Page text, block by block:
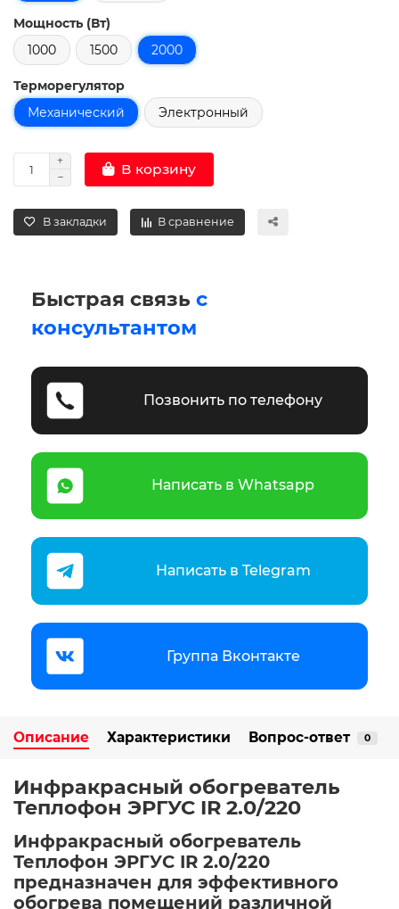
Мощность (Вт)
1000
1500 2000
Терморегулятор
Механический
Электронный
В корзину
В закладки В сравнение
Быстрая связь с
консультантом
Позвонить по телефону
Написать в Whatsapp
Написать в Telegram
Группа Вконтакте
Описание Характеристики Вопрос-ответ 0
Инфракрасный обогреватель
Теплофон ЭРГУС IR 2.0/220​
Инфракрасный обогреватель
Теплофон ЭРГУС IR 2.0/220
предназначен для эффективного
обогрева помещений различной